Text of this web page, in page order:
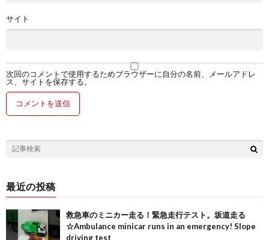
サイト
次回のコメントで使用するためブラウザーに自分の名前、メールアドレ
ス、サイトを保存する。
最近の投稿
救急車のミニカー走る！緊急走行テスト。坂道走る
☆Ambulance minicar runs in an emergency! Slope
driving test